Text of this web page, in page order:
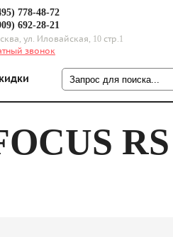
778-48-72
692-28-21
ул. Иловайская, 10 стр.1
звонок
RS